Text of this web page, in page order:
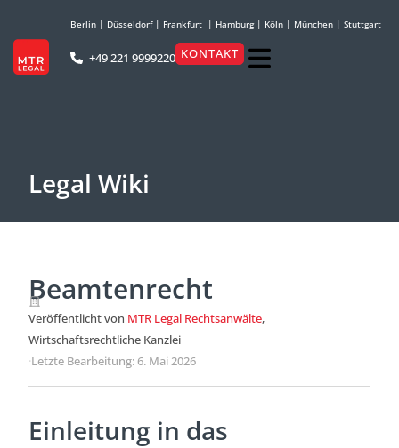
Berlin | Düsseldorf| Frankfurt | Hamburg| Köln | München | Stuttgart
+49 221 9999220 KONTAKT
Legal Wiki
Beamtenrecht
Veröffentlicht von MTR Legal Rechtsanwälte,
Wirtschaftsrechtliche Kanzlei
·Letzte Bearbeitung: 6. Mai 2026
Einleitung in das